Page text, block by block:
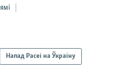
Напад Расеі на Ўкраіну